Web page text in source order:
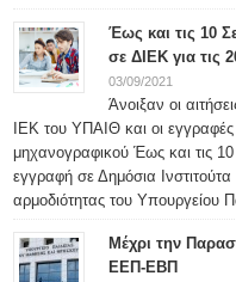
Έως και τις 10
σε ΔΙΕΚ για τις
03/09/2021
Άνοιξαν οι
ΙΕΚ του ΥΠΑΙΘ και οι
μηχανογραφικού Έως και τις 10
εγγραφή σε Δημόσια
αρμοδιότητας του Υπουργείου
Μέχρι την
ΕΕΠ-ΕΒΠ